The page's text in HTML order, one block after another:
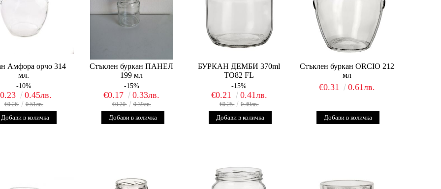
Амфора орчо 314
мл.
-10%
0.45лв.
€0.26 0.51лв.
Стъклен буркан ПАНЕЛ
199 мл
-15%
€0.17 0.33лв.
€0.20 0.39лв.
БУРКАН ДЕМБИ 370ml
TO82 FL
-15%
€0.21 0.41лв.
€0.25 0.49лв.
Стъклен буркан ORCIO 212
мл
€0.31 0.61лв.